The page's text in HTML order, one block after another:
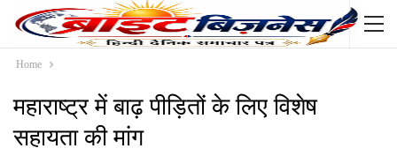
Home
महाराष्ट्र में बाढ़ पीड़ितों के लिए विशेष
सहायता की मांग